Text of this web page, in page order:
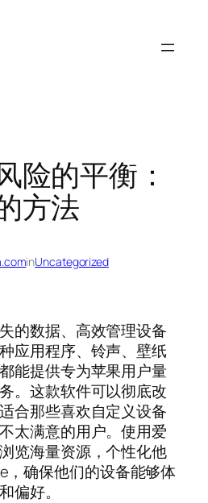
险的平衡：
方法
inUncategorized
的数据、高效管理设备
应用程序、铃声、壁纸
能提供专为苹果用户量
。这款软件可以彻底改
合那些喜欢自定义设备
太满意的用户。使用爱
览海量资源，个性化他
，确保他们的设备能够体
偏好。